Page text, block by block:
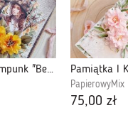
Kartka Steampunk "Best Wishes" (51)
PapierowyMix
75,00 zł